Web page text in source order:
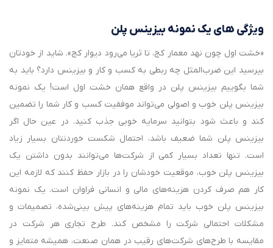
ویژگی‌ های یک نمونه بیزینس پلن
«خشت اول چون نهد معمار کج، تا ثریا می‌رود دیوار کج». شاید از خودتان
بپرسید این ضرب‌المثل چه ربطی به کسب و کار و بیزینس دارد؟ باید به
شما بگوییم بیزینس پلن در واقع همان خشت اول است! یک نمونه
بیزینس پلن خوب و اصولی می‌تواند موفقیت کسب و کار شما را تضمین
کند و باعث شود بتوانید سرمایه‌ خوبی جذب کنید. در عین حال اگر
بیزینس پلن شما ضعیف باشد، احتمال شکست خوردنتان بسیار زیاد
است. تنها تعداد بسیار کمی از شرکت‌ها می‌توانند بدون داشتن یک
بیزینس پلن خوب، موقعیت خودشان را در بازار حفظ کنند که لازمه این
کار هم صرف کردن هزینه‌‌های مالی و انسانی فراوان است. یک نمونه
بیزینس پلن خوب باید تمام هزینه‌های پیش بینی‌شده، تصمیمات و
مشکلات احتمالی شرکت را مشخص کند. طرح تجاری هر شرکت در
مقایسه با طرح‌های شرکت‌های رقیب در همان صنعت، همیشه متمایز و